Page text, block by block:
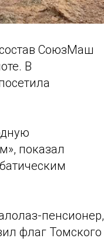
СоюзМаш
В
показал
пенсионер,
флаг Томского